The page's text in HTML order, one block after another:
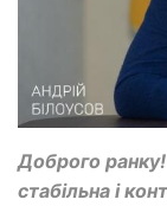
Доброго ранку!
стабільна і